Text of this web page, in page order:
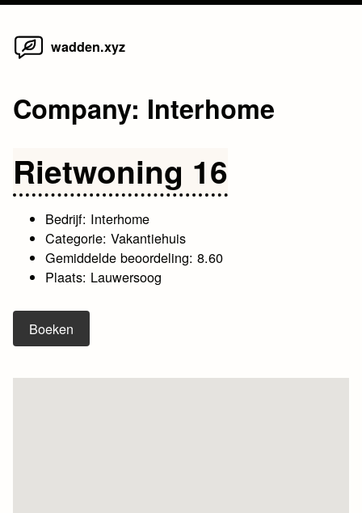
Skip
wadden.xyz
Company: Interhome
Rietwoning 16
Bedrijf: Interhome
Categorie: Vakantiehuis
Gemiddelde beoordeling: 8.60
Plaats: Lauwersoog
Boeken